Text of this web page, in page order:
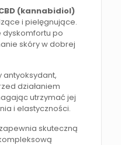
(kannabidiol)
i pielęgnujące.
dyskomfortu po
skóry w dobrej
antyoksydant,
działaniem
utrzymać jej
i elastyczności.
skuteczną